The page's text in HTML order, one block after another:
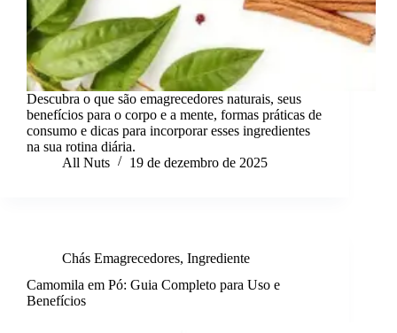
Descubra o que são emagrecedores naturais, seus
benefícios para o corpo e a mente, formas práticas de
consumo e dicas para incorporar esses ingredientes
na sua rotina diária.
All Nuts
19 de dezembro de 2025
Chás Emagrecedores, Ingrediente
Camomila em Pó: Guia Completo para Uso e
Benefícios